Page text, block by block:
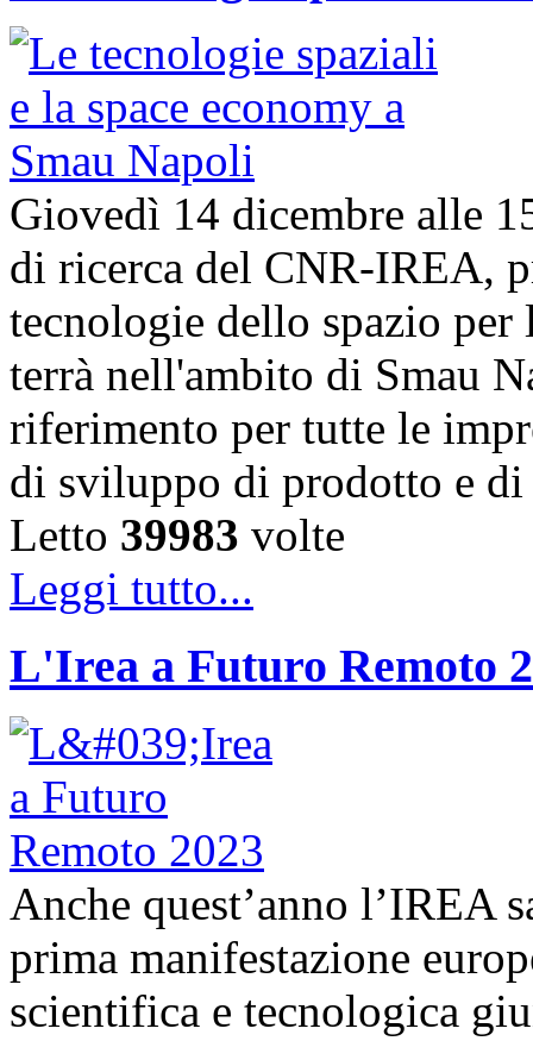
Giovedì 14 dicembre alle
di ricerca del CNR-IREA,
tecnologie dello spazio per
terrà nell'ambito di Smau
riferimento per tutte le
di sviluppo di prodotto e
Letto 39983 volte
Leggi tutto...
L'Irea a Futuro Remoto
Anche quest’anno l’IREA
prima manifestazione
scientifica e tecnologica